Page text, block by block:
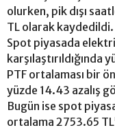
olurken, pik dışı
TL olarak kaydedildi.
Spot piyasada
karşılaştırıldığında
PTF ortalaması bir
yüzde 14.43 azalış
Bugün ise spot
ortalama 2753.65